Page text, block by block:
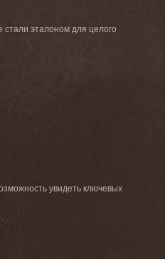
эталоном для целого
увидеть ключевых